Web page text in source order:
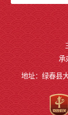
承
地址：绿春县